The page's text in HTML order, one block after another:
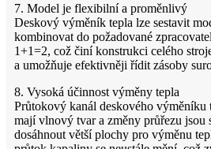
7. Model je flexibilní a proměnlivý
Deskový výměník tepla lze sestavit
kombinovat do požadované
1+1=2, což činí konstrukci celého
a umožňuje efektivněji řídit zásoby
8. Vysoká účinnost výměny tepla
Průtokový kanál deskového výměníku
mají vlnový tvar a změny průřezu jsou
dosáhnout větší plochy pro výměnu